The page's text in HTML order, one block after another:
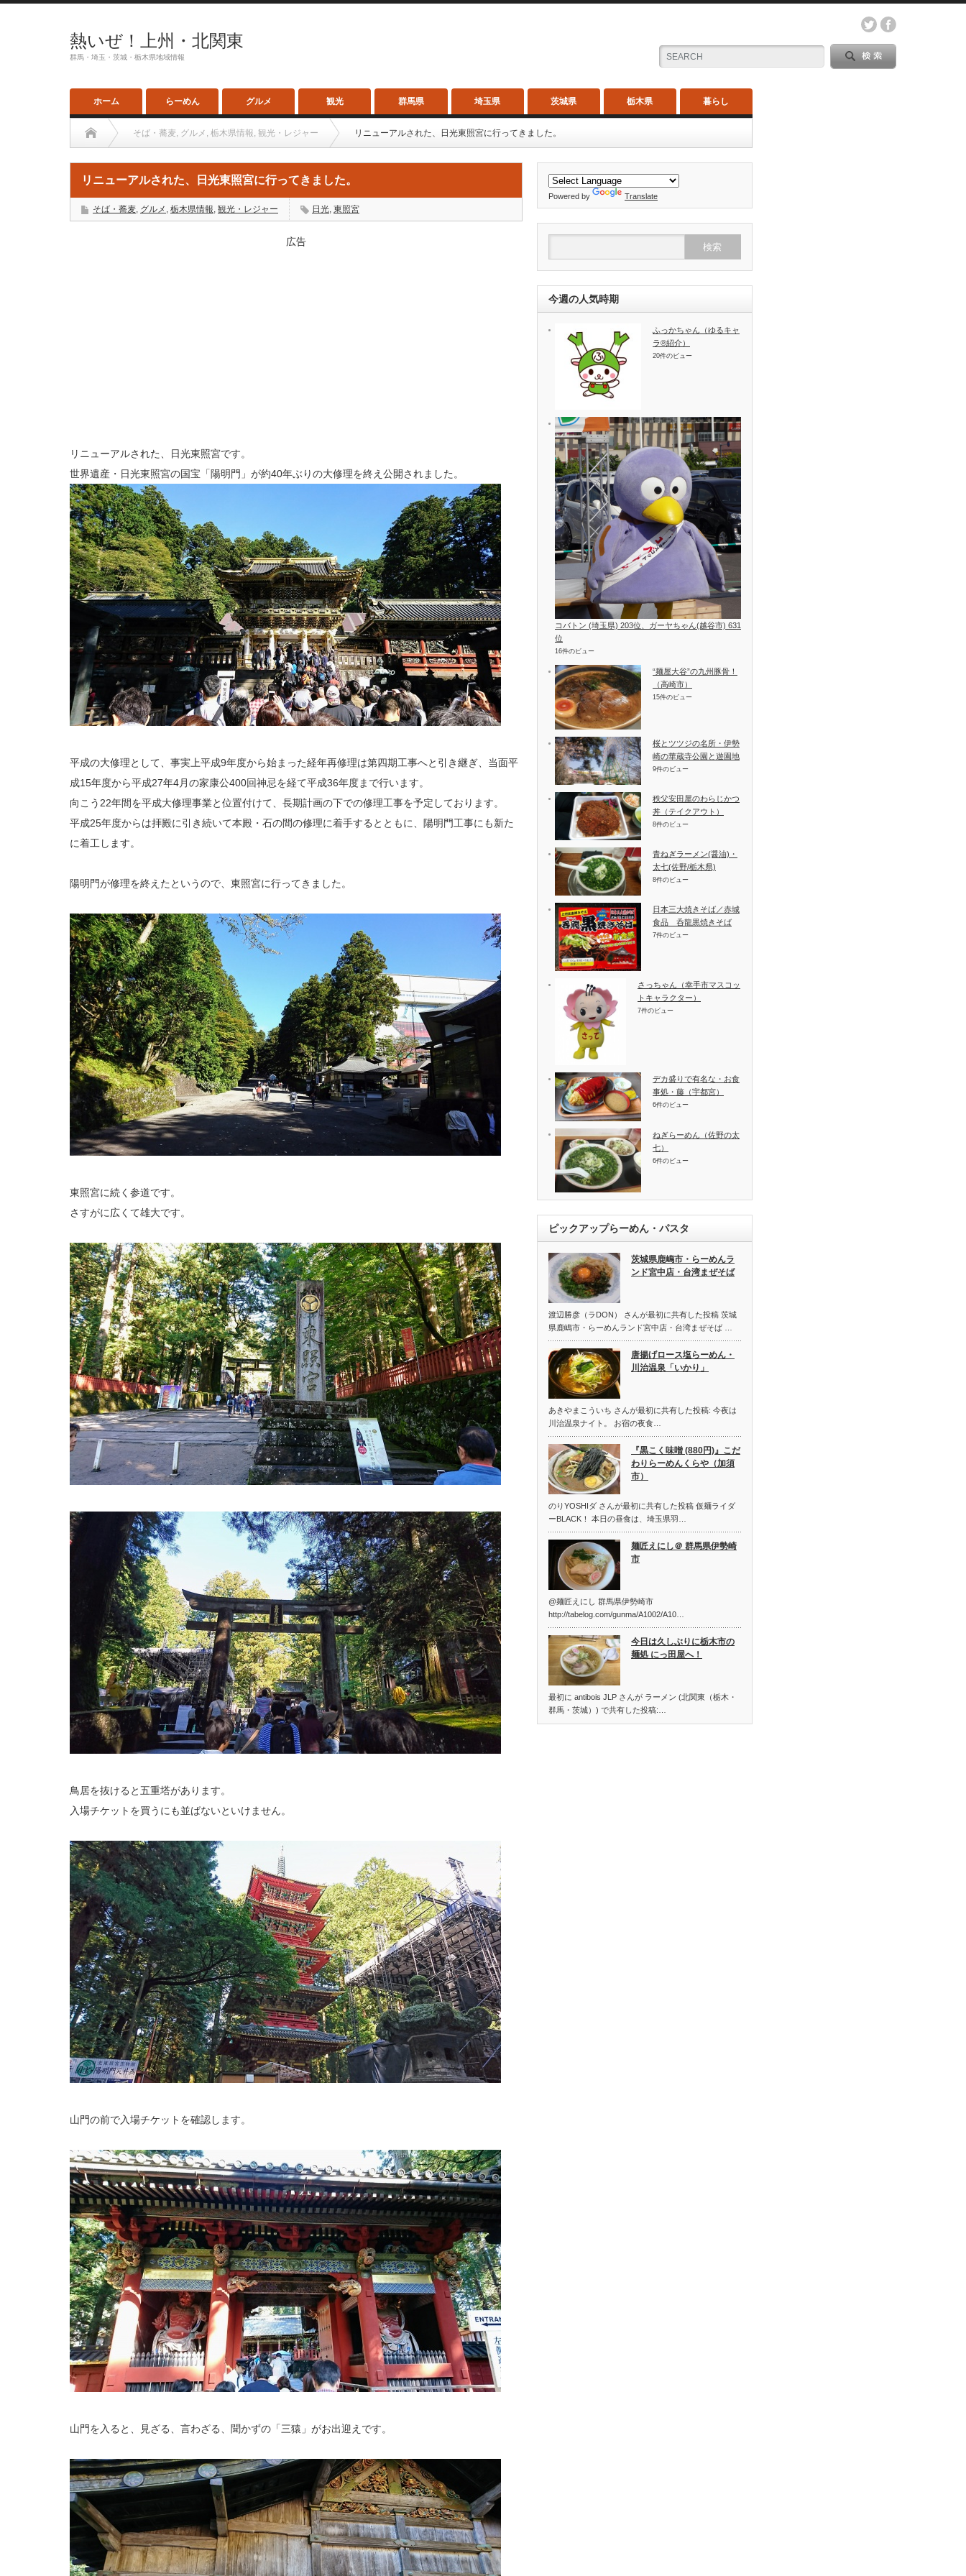
熱いぜ！上州・北関東
群馬・埼玉・茨城・栃木県地域情報
ホーム らーめん グルメ 観光 群馬県 埼玉県 茨城県 栃木県 暮らし
そば・蕎麦, グルメ , 栃木県情報, 観光・レジャー リニューアルされた、日光東照宮に行ってきました。
リニューアルされた、日光東照宮に行ってきました。
そば・蕎麦, グルメ , 栃木県情報, 観光・レジャー 日光, 東照宮
広告
リニューアルされた、日光東照宮です。
世界遺産・日光東照宮の国宝「陽明門」が約40年ぶりの大修理を終え公開されました。
平成の大修理として、事実上平成9年度から始まった経年再修理は第四期工事へと引き継ぎ、当面平
成15年度から平成27年4月の家康公400回神忌を経て平成36年度まで行います。
向こう22年間を平成大修理事業と位置付けて、長期計画の下での修理工事を予定しております。
平成25年度からは拝殿に引き続いて本殿・石の間の修理に着手するとともに、陽明門工事にも新た
に着工します。
陽明門が修理を終えたというので、東照宮に行ってきました。
東照宮に続く参道です。
さすがに広くて雄大です。
鳥居を抜けると五重塔があります。
入場チケットを買うにも並ばないといけません。
山門の前で入場チケットを確認します。
山門を入ると、見ざる、言わざる、聞かずの「三猿」がお出迎えです。
Powered by Translate
今週の人気時期
ふっかちゃん（ゆるキャ
ラ®紹介）
20件のビュー
コバトン (埼玉県) 203位、ガーヤちゃん(越谷市) 631
位
16件のビュー
“麺屋大谷”の九州豚骨！
（高崎市）
15件のビュー
桜とツツジの名所・伊勢
崎の華蔵寺公園と遊園地
9件のビュー
秩父安田屋のわらじかつ
丼（テイクアウト）
8件のビュー
青ねぎラーメン(醤油)・
太七(佐野/栃木県)
8件のビュー
日本三大焼きそば／赤城
食品 呑龍黒焼きそば
7件のビュー
さっちゃん（幸手市マスコッ
トキャラクター）
7件のビュー
デカ盛りで有名な・お食
事処・藤（宇都宮）
6件のビュー
ねぎらーめん（佐野の太
七）
6件のビュー
ピックアップらーめん・パスタ
茨城県鹿嶋市・らーめんラ
ンド宮中店・台湾まぜそば
渡辺勝彦（ラDON） さんが最初に共有した投稿 茨城
県鹿嶋市・らーめんランド宮中店・台湾まぜそば …
唐揚げロース塩らーめん・
川治温泉「いかり」
あきやまこういち さんが最初に共有した投稿: 今夜は
川治温泉ナイト。 お宿の夜食…
『黒こく味噌 (880円)』こだ
わりらーめんくらや（加須
市）
のりYOSHIダ さんが最初に共有した投稿 仮麺ライダ
ーBLACK！ 本日の昼食は、埼玉県羽…
麺匠えにし＠ 群馬県伊勢崎
市
@麺匠えにし 群馬県伊勢崎市
http://tabelog.com/gunma/A1002/A10…
今日は久しぶりに栃木市の
麺処 にっ田屋へ！
最初に antibois JLP さんが ラーメン (北関東（栃木・
群馬・茨城）) で共有した投稿:…